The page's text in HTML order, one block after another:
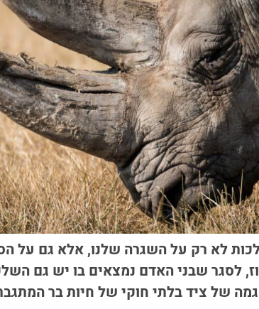
לא רק על השגרה שלנו, אלא גם על
לסגר שבני האדם נמצאים בו יש גם
של ציד בלתי חוקי של חיות בר